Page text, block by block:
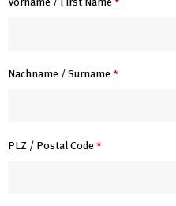
Nachname / Surname*
PLZ / Postal Code*